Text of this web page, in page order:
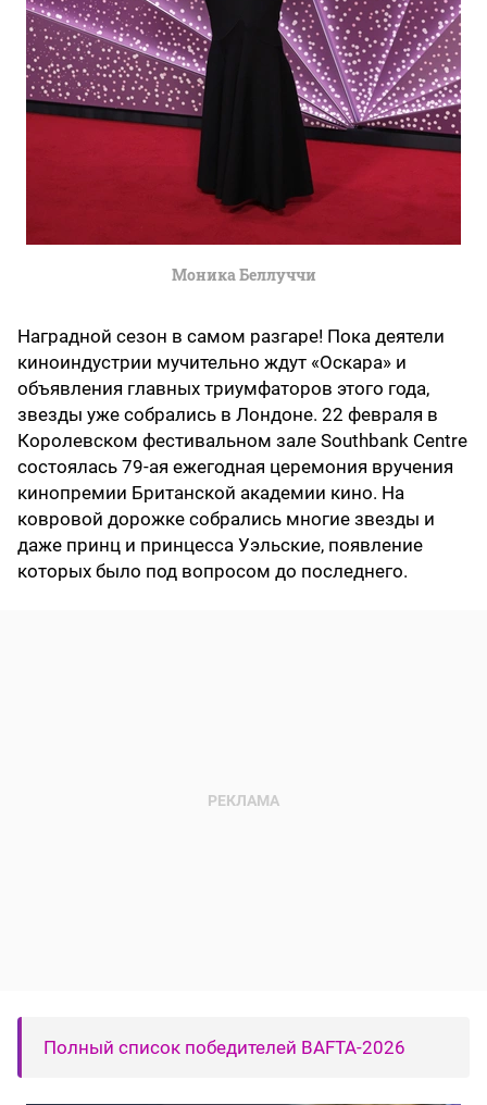
Моника Беллуччи
Наградной сезон в самом разгаре! Пока деятели
киноиндустрии мучительно ждут «Оскара» и
объявления главных триумфаторов этого года,
звезды уже собрались в Лондоне. 22 февраля в
Королевском фестивальном зале Southbank Centre
состоялась 79-ая ежегодная церемония вручения
кинопремии Британской академии кино. На
ковровой дорожке собрались многие звезды и
даже принц и принцесса Уэльские, появление
которых было под вопросом до последнего.
Полный список победителей BAFTA-2026